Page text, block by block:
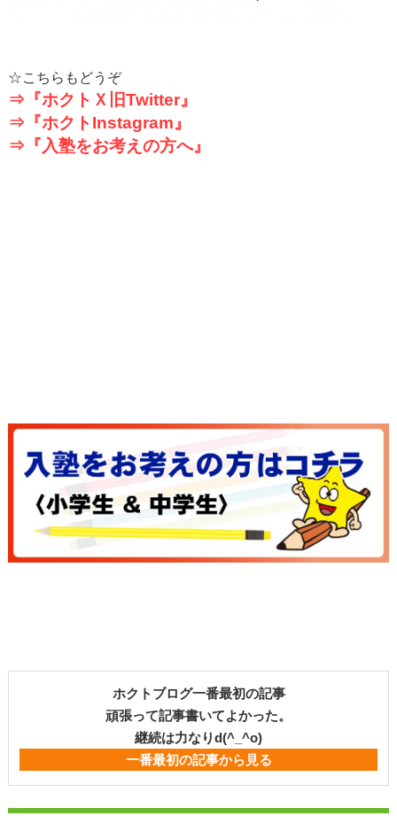
☆こちらもどうぞ
⇒『ホクトＸ旧Twitter 』
⇒『ホクトInstagram 』
⇒『入塾をお考えの方へ』
ホクトブログ一番最初の記事
頑張って記事書いてよかった。
継続は力なりd(^_^o)
一番最初の記事から見る